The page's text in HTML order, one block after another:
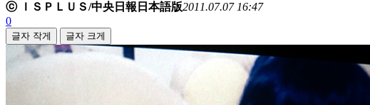
ⓒ ＩＳＰＬＵＳ/中央日報日本語版2011.07.07 16:47
0
글자 작게 글자 크게